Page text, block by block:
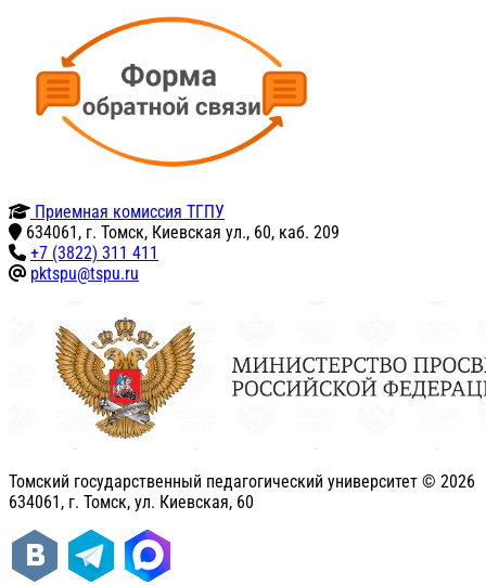
Приемная комиссия ТГПУ
634061, г. Томск, Киевская ул., 60, каб. 209
+7 (3822) 311 411
pktspu@tspu.ru
Томский государственный педагогический университет © 2026
634061, г. Томск, ул. Киевская, 60